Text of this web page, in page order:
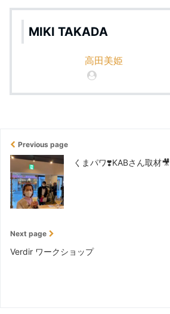
MIKI TAKADA
高田美姫
Previous page
くまパワ❣️KABさん取材🎥
Next page
Verdir ワークショップ